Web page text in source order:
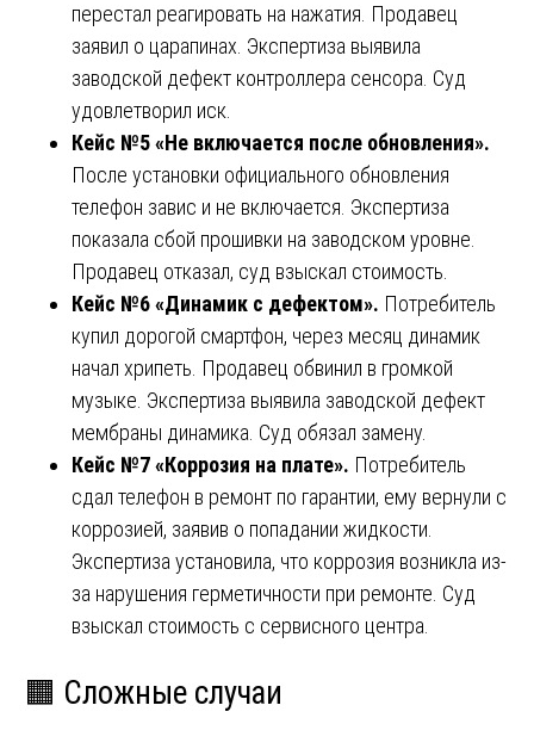
перестал реагировать на нажатия. Продавец
заявил о царапинах. Экспертиза выявила
заводской дефект контроллера сенсора. Суд
удовлетворил иск.
Кейс №5 «Не включается после обновления».
После установки официального обновления
телефон завис и не включается. Экспертиза
показала сбой прошивки на заводском уровне.
Продавец отказал, суд взыскал стоимость.
Кейс №6 «Динамик с дефектом». Потребитель
купил дорогой смартфон, через месяц динамик
начал хрипеть. Продавец обвинил в громкой
музыке. Экспертиза выявила заводской дефект
мембраны динамика. Суд обязал замену.
Кейс №7 «Коррозия на плате». Потребитель
сдал телефон в ремонт по гарантии, ему вернули с
коррозией, заявив о попадании жидкости.
Экспертиза установила, что коррозия возникла из-
за нарушения герметичности при ремонте. Суд
взыскал стоимость с сервисного центра.
🟧 Сложные случаи